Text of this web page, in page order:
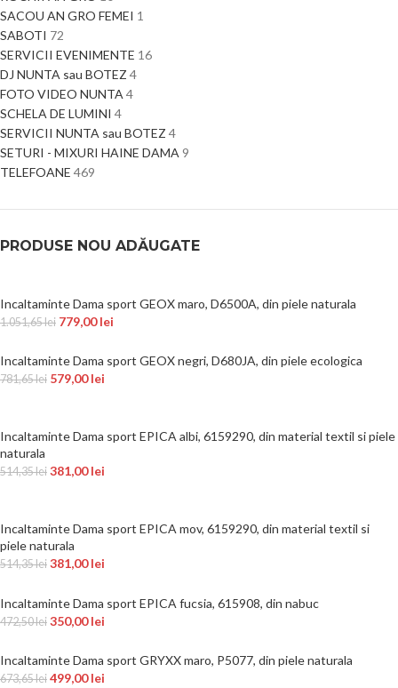
SACOU AN GRO FEMEI 1
SABOTI 72
SERVICII EVENIMENTE 16
DJ NUNTA sau BOTEZ 4
FOTO VIDEO NUNTA4
SCHELA DE LUMINI 4
SERVICII NUNTA sau BOTEZ 4
SETURI - MIXURI HAINE DAMA 9
TELEFOANE 469
PRODUSE NOU ADĂUGATE
Incaltaminte Dama sport GEOX maro, D6500A, din piele naturala
1.051,65lei 779,00lei
Incaltaminte Dama sport GEOX negri, D680JA, din piele ecologica
781,65lei 579,00lei
Incaltaminte Dama sport EPICA albi, 6159290, din material textil si piele
naturala
514,35lei 381,00lei
Incaltaminte Dama sport EPICA mov, 6159290, din material textil si
piele naturala
514,35lei 381,00lei
Incaltaminte Dama sport EPICA fucsia, 615908, din nabuc
472,50lei 350,00lei
Incaltaminte Dama sport GRYXX maro, P5077, din piele naturala
673,65lei 499,00lei